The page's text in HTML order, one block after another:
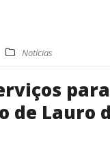
Notícias
de Lauro